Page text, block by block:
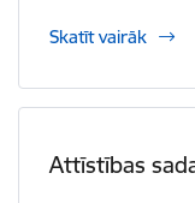
Skatīt vairāk
Attīstības